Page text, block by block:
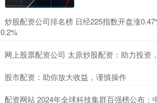
炒股配资公司排名榜 日经225指数开盘涨
0.2%
网上股票配资公司 太原炒股配资：助力投资
​股市配资：助你放大收益，谨慎操作
配资网站 2024年全球科技集群百强榜公布：